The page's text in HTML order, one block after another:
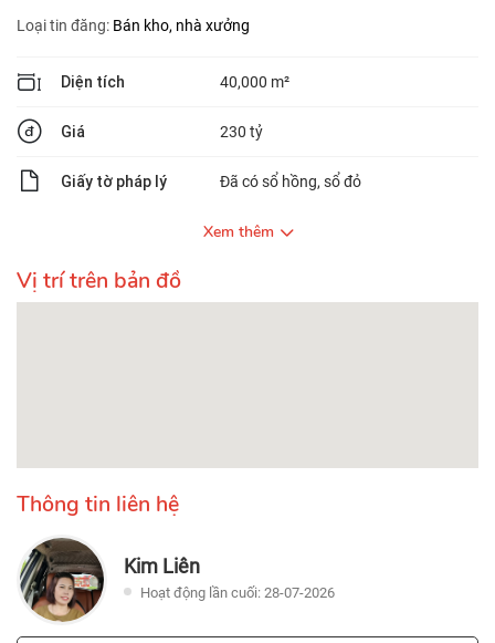
Loại tin đăng: Bán kho, nhà xưởng
Diện tích 40,000 m²
Giá 230 tỷ
Giấy tờ pháp lý Đã có sổ hồng, sổ đỏ
Xem thêm
Vị trí trên bản đồ
Thông tin liên hệ
Kim Liên
Hoạt động lần cuối: 28-07-2026